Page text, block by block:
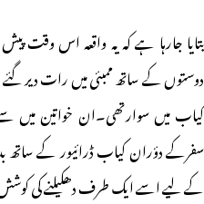
بتایا جارہا ہے کہ یہ واقعہ اس وقت
دوستوں کے ساتھ ممبئی میں رات دیر
کیاب میں سوارتھی۔ان خواتین
سفرکے دؤران کیاب ڈرائیور کے ساتھ
کے لیے اسے ایک طرف دھکیلنے کی